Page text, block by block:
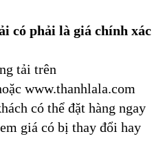
có phải là giá chính xác
tải trên
www.thanhlala.com
có thể đặt hàng ngay
giá có bị thay đổi hay